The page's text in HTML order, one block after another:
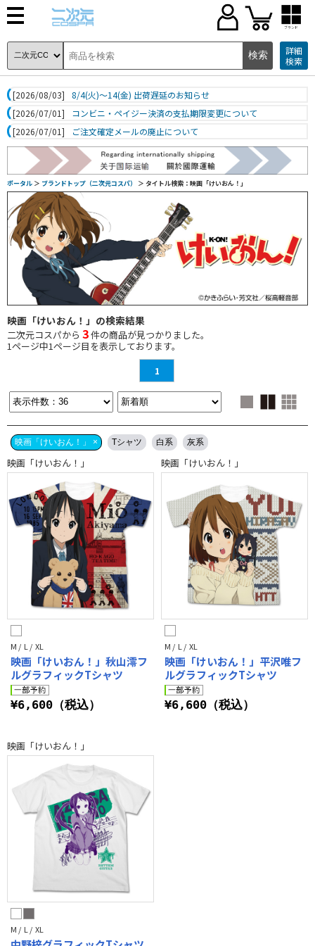
ブランド
詳細
検索
[2026/08/03]
8/4(火)～14(金) 出荷遅延のお知らせ
[2026/07/01]
コンビニ・ペイジー決済の支払期限変更について
[2026/07/01]
ご注文確定メールの廃止について
ポータル ＞ ブランドトップ（二次元コスパ） ＞ タイトル検索：映画「けいおん！」
映画「けいおん！」の検索結果
二次元コスパから 3件の商品が見つかりました。
1ページ中1ページ目を表示しております。
1
映画「けいおん！」 × Tシャツ 白系 灰系
映画「けいおん！」
M / L / XL
映画「けいおん！」秋山澪フ
ルグラフィックTシャツ
¥6,600（税込）
映画「けいおん！」
M / L / XL
映画「けいおん！」平沢唯フ
ルグラフィックTシャツ
¥6,600（税込）
映画「けいおん！」
M / L / XL